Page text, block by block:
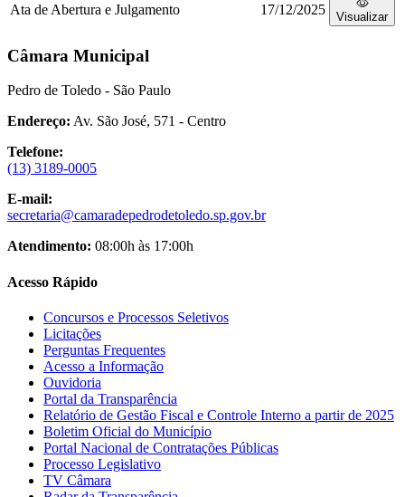
Ata de Abertura e Julgamento 17/12/2025 Visualizar
Câmara Municipal
Pedro de Toledo - São Paulo
Endereço: Av. São José, 571 - Centro
Telefone:
(13) 3189-0005
E-mail:
secretaria@camaradepedrodetoledo.sp.gov.br
Atendimento: 08:00h às 17:00h
Acesso Rápido
Concursos e Processos Seletivos
Licitações
Perguntas Frequentes
Acesso a Informação
Ouvidoria
Portal da Transparência
Relatório de Gestão Fiscal e Controle Interno a partir de 2025
Boletim Oficial do Município
Portal Nacional de Contratações Públicas
Processo Legislativo
TV Câmara